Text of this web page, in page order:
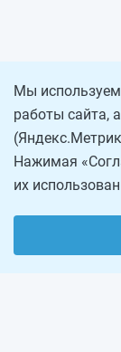
Мы
работы сайта,
Нажимая
их